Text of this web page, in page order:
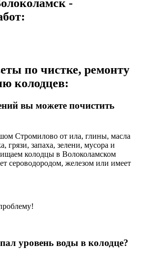
-
по чистке, ремонту
колодцев:
вы можете почистить
Стромилово от ила, глины, масла
грязи, запаха, зелени, мусора и
колодцы в Волоколамском
сероводородом, железом или имеет
уровень воды в колодце?